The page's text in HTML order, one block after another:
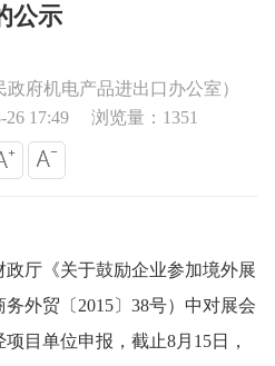
公示
府机电产品进出口办公室）
17:49
浏览量：1351
厅《关于鼓励企业参加境外展
外贸〔2015〕38号）中对展会
目单位申报， 截止8月15日，